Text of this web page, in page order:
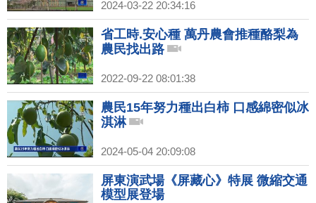
2024-03-22 20:34:16
省工時.安心種 萬丹農會推種酪梨為
農民找出路
2022-09-22 08:01:38
農民15年努力種出白柿 口感綿密似冰
淇淋
2024-05-04 20:09:08
屏東演武場《屏藏心》特展 微縮交通
模型展登場